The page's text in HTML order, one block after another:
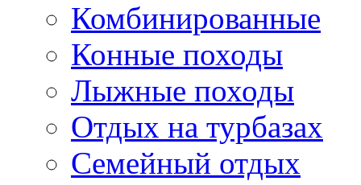
Комбинированные
Конные походы
Лыжные походы
Отдых на турбазах
Семейный отдых